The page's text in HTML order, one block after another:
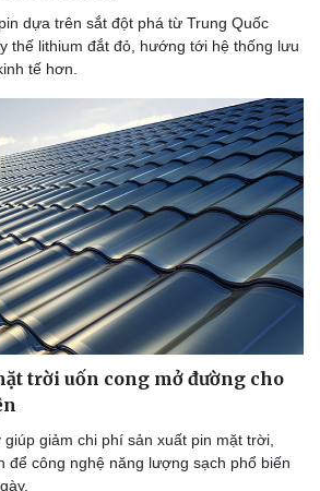
dựa trên sắt đột phá từ Trung Quốc
thế lithium đắt đỏ, hướng tới hệ thống lưu
tế hơn.
trời uốn cong mở đường cho
giảm chi phí sản xuất pin mặt trời,
để công nghệ năng lượng sạch phổ biến